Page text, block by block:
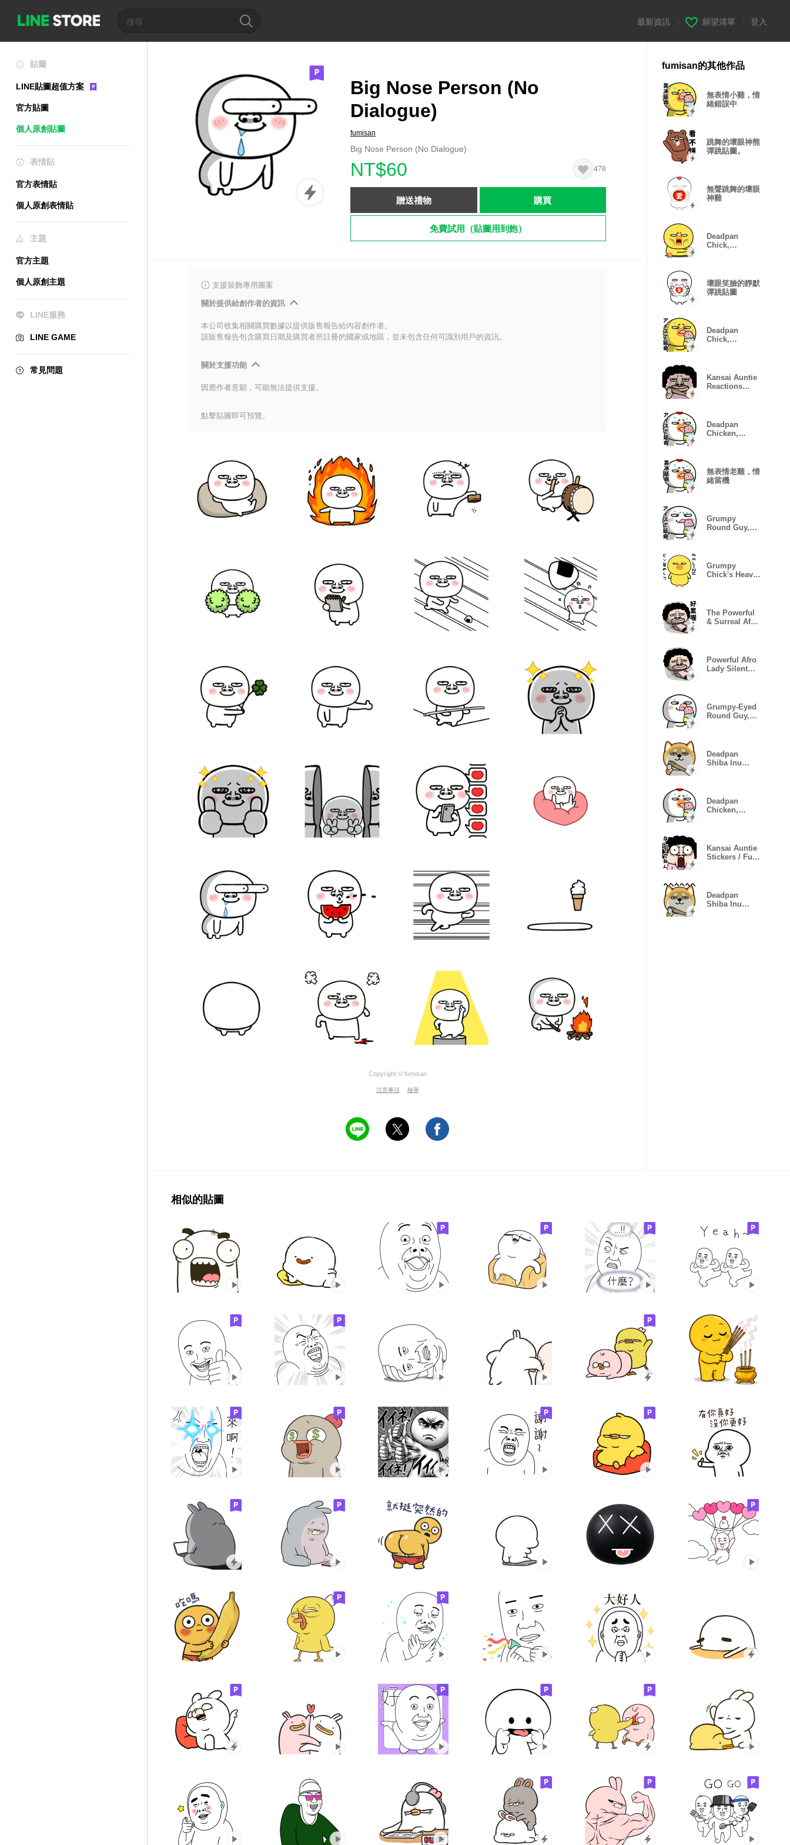
最新資訊 願望清單 登入
貼圖
LINE貼圖超值方案
官方貼圖
個人原創貼圖
表情貼
官方表情貼
個人原創表情貼
主題
官方主題
個人原創主題
LINE服務
LINE GAME
常見問題
Big Nose Person (No
Dialogue)
fumisan
Big Nose Person (No Dialogue)
NT$60 478
贈送禮物 購買
免費試用（貼圖用到飽）
支援裝飾專用圖案
關於提供給創作者的資訊
本公司收集相關購買數據以提供販售報告給內容創作者。
該販售報告包含購買日期及購買者所註冊的國家或地區，並未包含任何可識別用戶的資訊。
關於支援功能
因應作者意願，可能無法提供支援。
點擊貼圖即可預覽。
Copyright © fumisan
注意事項 檢舉
fumisan的其他作品
無表情小雞，情
緒錯誤中
跳舞的壞眼神熊
彈跳貼圖。
無聲跳舞的壞眼
神雞
Deadpan
Chick,
壞眼笑臉的靜默
彈跳貼圖
Deadpan
Chick,
Kansai Auntie
Reactions
Deadpan
Chicken,
無表情老雞，情
緒當機
Grumpy
Round Guy,
Grumpy
Chick's Heavy
The Powerful
& Surreal Afro
Powerful Afro
Lady Silent
Grumpy-Eyed
Round Guy,
Deadpan
Shiba Inu
Deadpan
Chicken,
Kansai Auntie
Stickers / Fun
Deadpan
Shiba Inu
相似的貼圖